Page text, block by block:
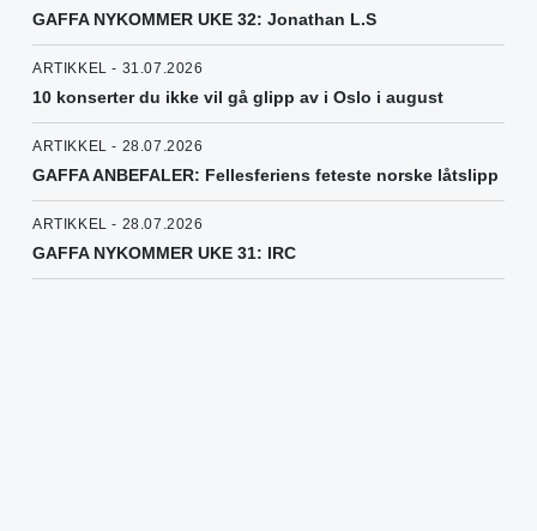
GAFFA NYKOMMER UKE 32: Jonathan L.S
ARTIKKEL - 31.07.2026
10 konserter du ikke vil gå glipp av i Oslo i august
ARTIKKEL - 28.07.2026
GAFFA ANBEFALER: Fellesferiens feteste norske låtslipp
ARTIKKEL - 28.07.2026
GAFFA NYKOMMER UKE 31: IRC